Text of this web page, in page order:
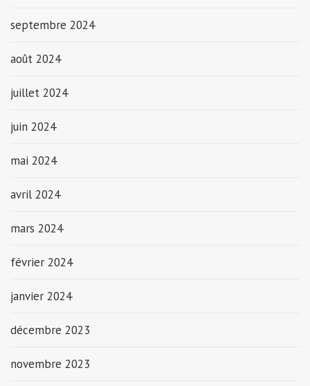
septembre 2024
août 2024
juillet 2024
juin 2024
mai 2024
avril 2024
mars 2024
février 2024
janvier 2024
décembre 2023
novembre 2023